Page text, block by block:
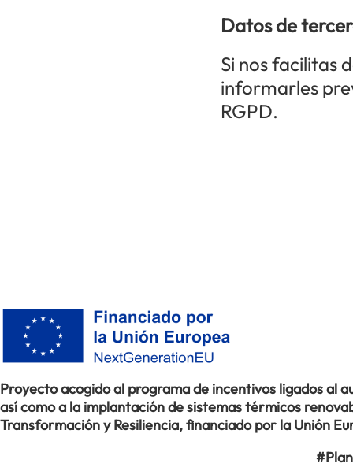
Datos de
Si nos facilitas
informarles
RGPD.
Proyecto acogido al programa de incentivos ligados al
así como a la implantación de sistemas térmicos
Transformación y Resiliencia, financiado por la Unión